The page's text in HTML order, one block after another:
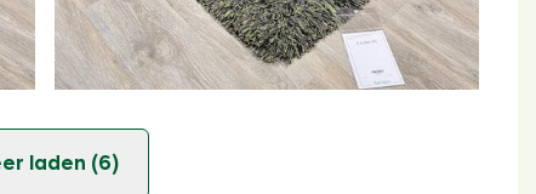
laden (6)